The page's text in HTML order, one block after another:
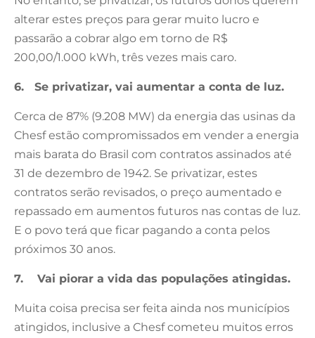
alterar estes preços para gerar muito lucro e
passarão a cobrar algo em torno de R$
200,00/1.000 kWh, três vezes mais caro.
6. Se privatizar, vai aumentar a conta de luz.
Cerca de 87% (9.208 MW) da energia das usinas da
Chesf estão compromissados em vender a energia
mais barata do Brasil com contratos assinados até
31 de dezembro de 1942. Se privatizar, estes
contratos serão revisados, o preço aumentado e
repassado em aumentos futuros nas contas de luz.
E o povo terá que ficar pagando a conta pelos
próximos 30 anos.
7. Vai piorar a vida das populações atingidas.
Muita coisa precisa ser feita ainda nos municípios
atingidos, inclusive a Chesf cometeu muitos erros